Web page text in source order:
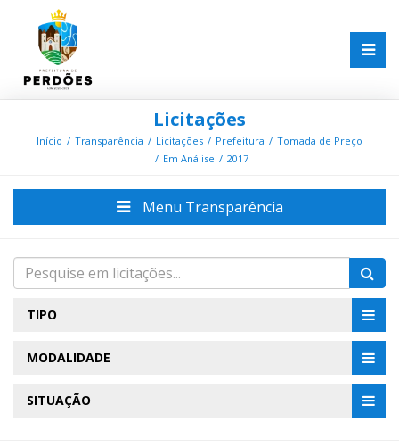
Licitações
Início Transparência Licitações Prefeitura
Tomada de Preço
Em Análise
2017
Menu Transparência
TIPO
MODALIDADE
SITUAÇÃO